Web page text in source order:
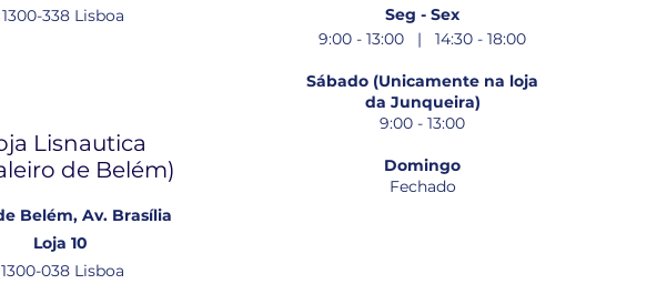
1300-338 Lisboa
Lisnautica
de Belém​)
Belém, Av. Brasília
Loja 10
1300-038 Lisboa
Seg - Sex
9:00 - 13:00 | 14:30 - 18:00
Sábado (Unicamente na loja
da Junqueira)
9:00 - 13:00
Domingo
Fechado